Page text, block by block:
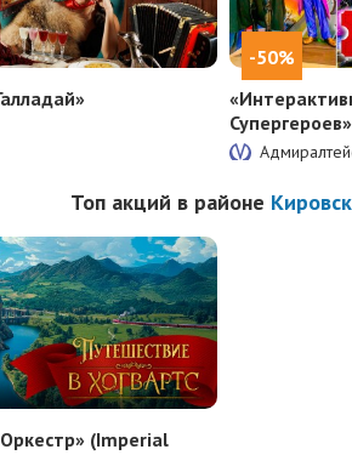
-50%
Супергероев»
Топ акций в районе
(Imperial